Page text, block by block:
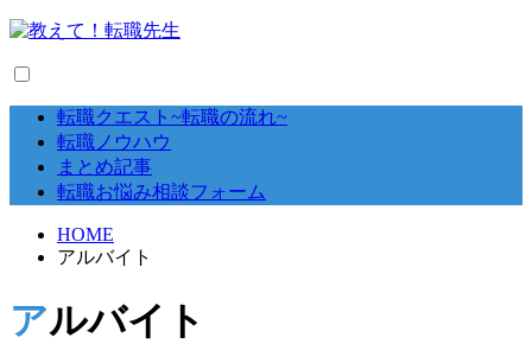
転職クエスト~転職の流れ~
転職ノウハウ
まとめ記事
転職お悩み相談フォーム
HOME
アルバイト
アルバイト